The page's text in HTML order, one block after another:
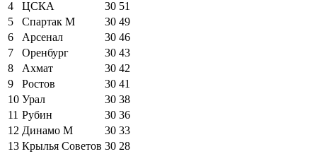
4
ЦСКА 30 51
5
Спартак М 30 49
6
Арсенал 30 46
7
Оренбург 30 43
8
Ахмат 30 42
9
Ростов 30 41
10 Урал 30 38
11 Рубин 30 36
12 Динамо М 30 33
13 Крылья Советов 30 28